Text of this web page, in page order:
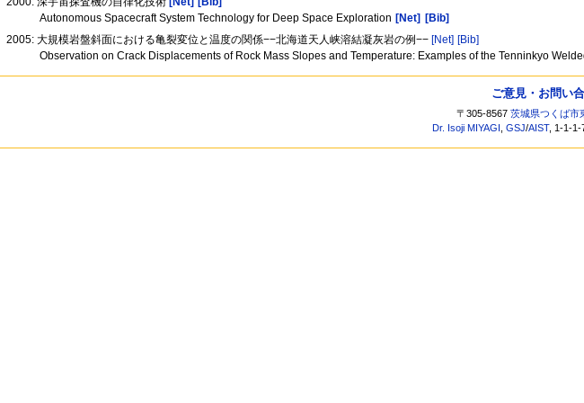
Autonomous Spacecraft System Technology for Deep Space Exploration [Net]
[Bib]
2005: 大規模岩盤斜面における亀裂変位と温度の関係−−北海道天人峡溶結凝灰岩の例−− [Net] [Bib]
Observation on Crack Displacements of Rock Mass Slopes and Temperature: Examples of the Tenninkyo
ご意見・お問い
〒305-8567茨城県つくば市
Dr. Isoji MIYAGI ,GSJ/AIST, 1-1-1-